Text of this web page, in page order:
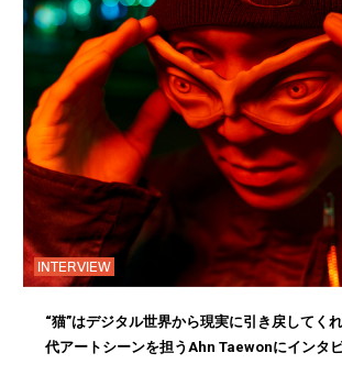
INTERVIEW
“猫”はデジタル世界から現実に引き戻してく
代アートシーンを担うAhn Taewonにインタ